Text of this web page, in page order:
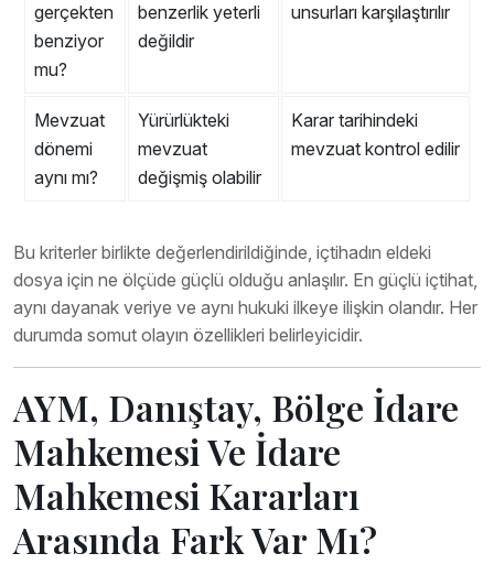
gerçekten
benziyor
mu?
benzerlik yeterli
değildir
unsurları karşılaştırılır
Mevzuat
dönemi
aynı mı?
Yürürlükteki
mevzuat
değişmiş olabilir
Karar tarihindeki
mevzuat kontrol edilir
Bu kriterler birlikte değerlendirildiğinde, içtihadın eldeki
dosya için ne ölçüde güçlü olduğu anlaşılır. En güçlü içtihat,
aynı dayanak veriye ve aynı hukuki ilkeye ilişkin olandır. Her
durumda somut olayın özellikleri belirleyicidir.
AYM, Danıştay, Bölge İdare
Mahkemesi Ve İdare
Mahkemesi Kararları
Arasında Fark Var Mı?